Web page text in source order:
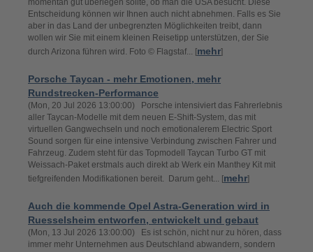
momentan gut überlegen sollte, ob man die USA besucht. Diese
Entscheidung können wir Ihnen auch nicht abnehmen. Falls es Sie
aber in das Land der unbegrenzten Möglichkeiten treibt, dann
wollen wir Sie mit einem kleinen Reisetipp unterstützen, der Sie
durch Arizona führen wird. Foto © Flagstaf... [mehr]
Porsche Taycan - mehr Emotionen, mehr
Rundstrecken-Performance
(Mon, 20 Jul 2026 13:00:00) Porsche intensiviert das Fahrerlebnis
aller Taycan-Modelle mit dem neuen E-Shift-System, das mit
virtuellen Gangwechseln und noch emotionalerem Electric Sport
Sound sorgen für eine intensive Verbindung zwischen Fahrer und
Fahrzeug. Zudem steht für das Topmodell Taycan Turbo GT mit
Weissach-Paket erstmals auch direkt ab Werk ein Manthey Kit mit
tiefgreifenden Modifikationen bereit. Darum geht... [mehr]
Auch die kommende Opel Astra-Generation wird in
Ruesselsheim entworfen, entwickelt und gebaut
(Mon, 13 Jul 2026 13:00:00) Es ist schön, nicht nur zu hören, dass
immer mehr Unternehmen aus Deutschland abwandern, sondern